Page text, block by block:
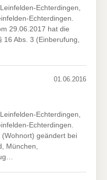
Echterdingen,
Echterdingen.
29.06.2017 hat die
16 Abs. 3 (Einberufung,
01.06.2016
Echterdingen,
Echterdingen.
geändert bei
München,